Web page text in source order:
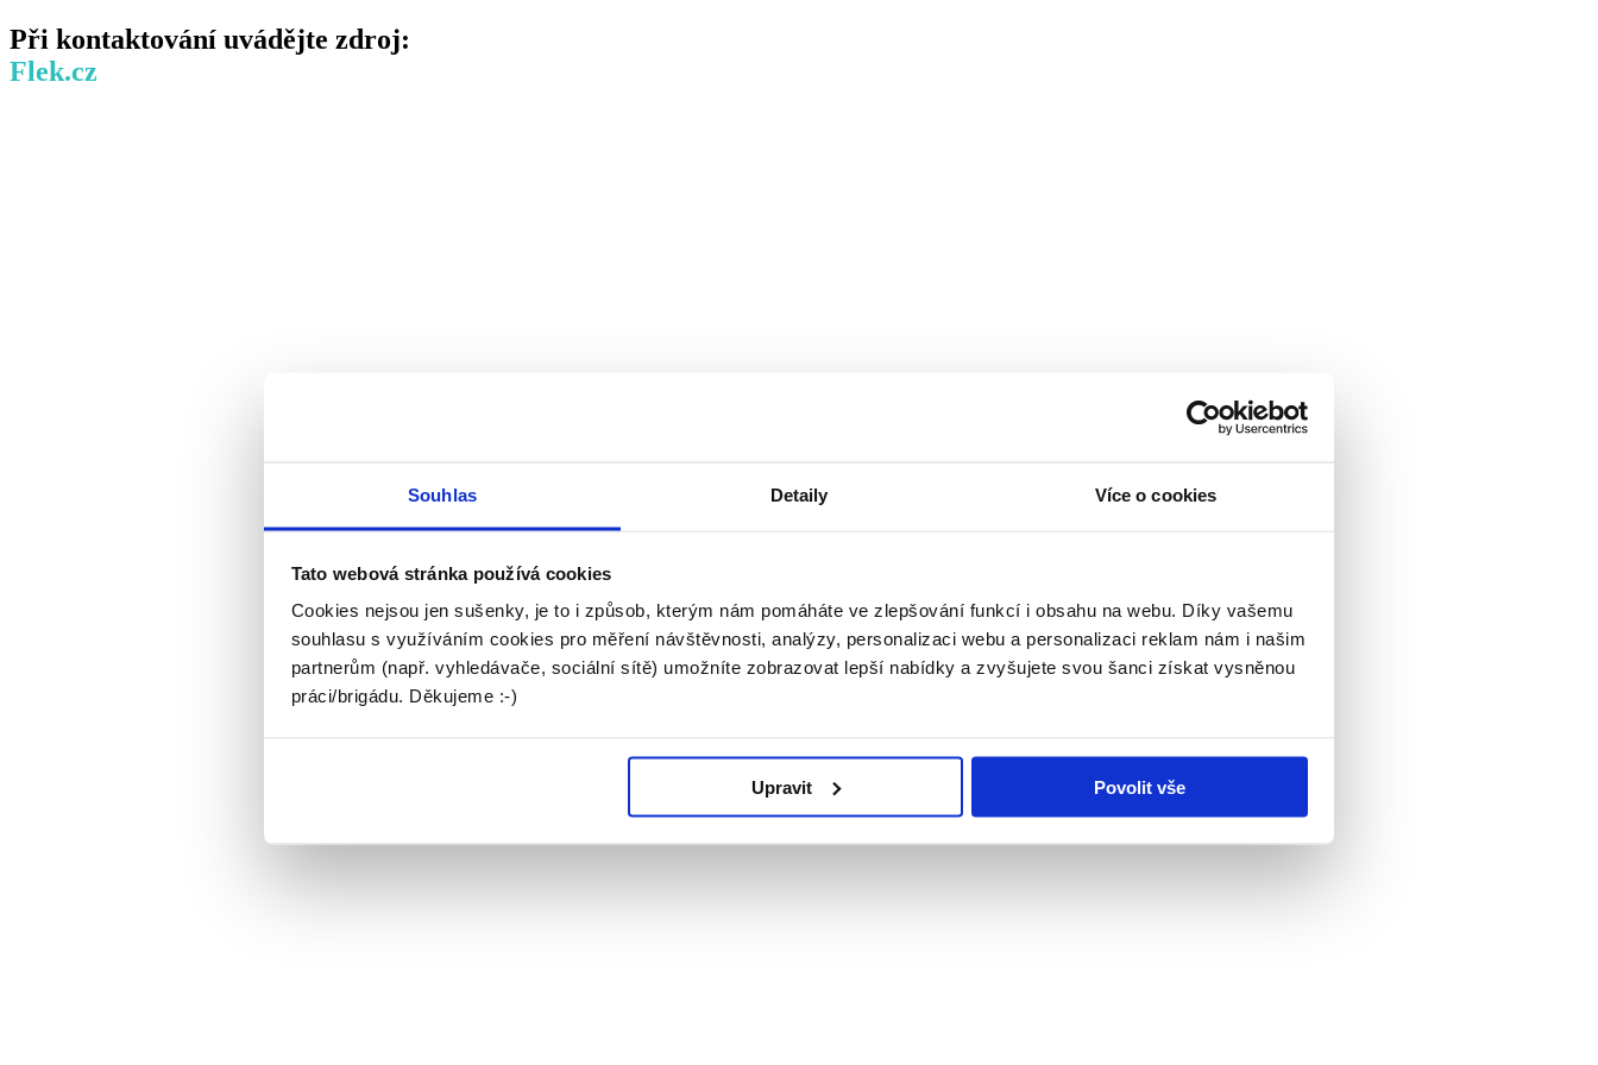
Souhlas Detaily Více o cookies
Tato webová stránka používá cookies
Cookies nejsou jen sušenky, je to i způsob, kterým nám pomáháte ve zlepšování funkcí i obsahu na webu. Díky vašemu
souhlasu s využíváním cookies pro měření návštěvnosti, analýzy, personalizaci webu a personalizaci reklam nám i našim
partnerům (např. vyhledávače, sociální sítě) umožníte zobrazovat lepší nabídky a zvyšujete svou šanci získat vysněnou
práci/brigádu. Děkujeme :-)
Upravit Povolit vše
Při kontaktování uvádějte zdroj:
Flek.cz